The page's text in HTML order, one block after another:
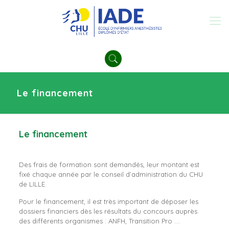
Le financement
Le financement
Des frais de formation sont demandés, leur montant est
fixé chaque année par le conseil d’administration du CHU
de LILLE.
Pour le financement, il est très important de déposer les
dossiers financiers dès les résultats du concours auprès
des différents organismes : ANFH, Transition Pro ….